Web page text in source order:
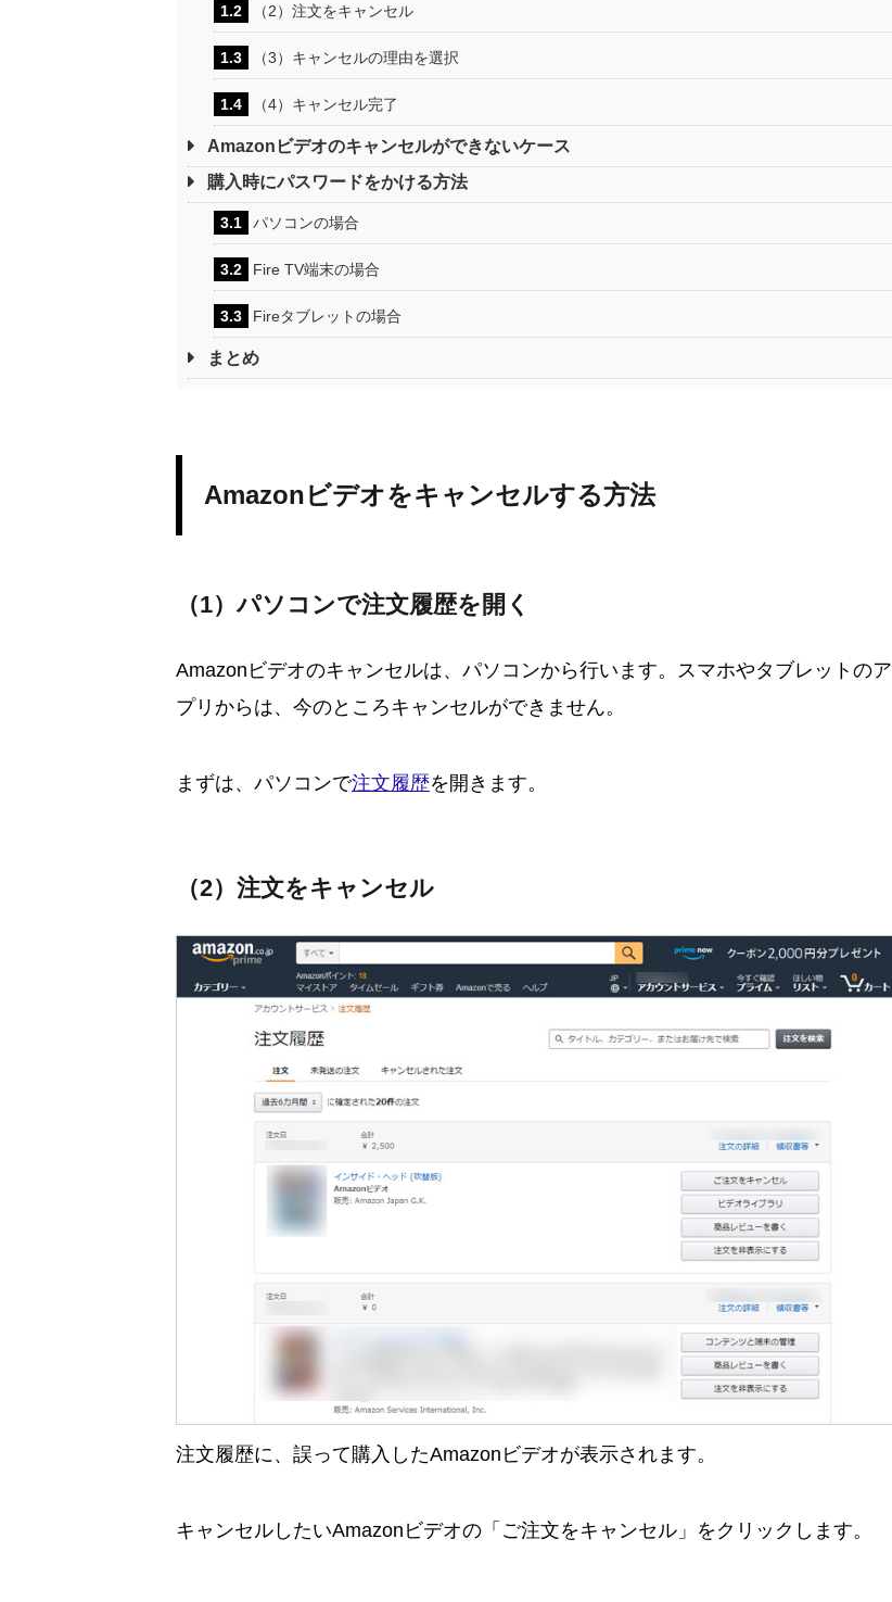
1.2 （2）注文をキャンセル
1.3 （3）キャンセルの理由を選択
1.4 （4）キャンセル完了
Amazonビデオのキャンセルができないケース
購入時にパスワードをかける方法
3.1 パソコンの場合
3.2 Fire TV端末の場合
3.3 Fireタブレットの場合
まとめ
Amazonビデオをキャンセルする方法
（1）パソコンで注文履歴を開く
Amazonビデオのキャンセルは、パソコンから行います。スマホやタブレットのア
プリからは、今のところキャンセルができません。
まずは、パソコンで注文履歴を開きます。
（2）注文をキャンセル
注文履歴に、誤って購入したAmazonビデオが表示されます。
キャンセルしたいAmazonビデオの「ご注文をキャンセル」をクリックします。